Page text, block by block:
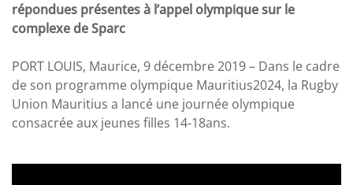
répondues présentes à l’appel olympique sur le
complexe de Sparc
PORT LOUIS, Maurice, 9 décembre 2019 – Dans le cadre
de son programme olympique Mauritius2024, la Rugby
Union Mauritius a lancé une journée olympique
consacrée aux jeunes filles 14-18ans.